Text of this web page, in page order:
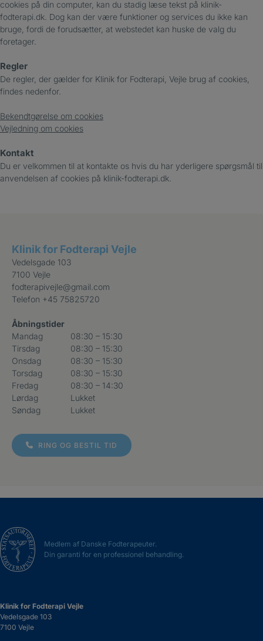
cookies på din computer, kan du stadig læse tekst på klinik-
fodterapi.dk. Dog kan der være funktioner og services du ikke kan
bruge, fordi de forudsætter, at webstedet kan huske de valg du
foretager.
Regler
De regler, der gælder for Klinik for Fodterapi, Vejle brug af cookies,
findes nedenfor.
Bekendtgørelse om cookies
Vejledning om cookies
Kontakt
Du er velkommen til at kontakte os hvis du har yderligere spørgsmål til
anvendelsen af cookies på klinik-fodterapi.dk.
Klinik for Fodterapi Vejle
Vedelsgade 103
7100 Vejle
fodterapivejle@gmail.com
Telefon +45 75825720
Åbningstider
Mandag
08:30 – 15:30
Tirsdag
08:30 – 15:30
Onsdag
08:30 – 15:30
Torsdag
08:30 – 15:30
Fredag
08:30 – 14:30
Lørdag
Lukket
Søndag
Lukket
RING OG BESTIL TID
Medlem af Danske Fodterapeuter.
Din garanti for en professionel behandling.
Klinik for Fodterapi Vejle
Vedelsgade 103
7100 Vejle